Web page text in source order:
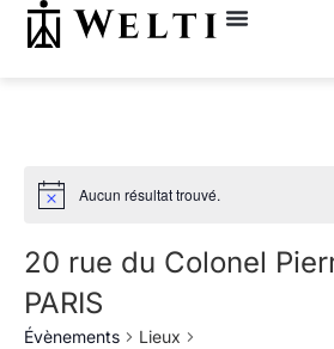
Aucun résultat trouvé.
20 rue du Colonel
PARIS
Évènements
Lieux